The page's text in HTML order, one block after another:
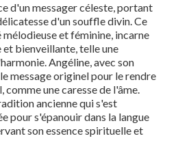
d'un messager céleste, portant
d'un souffle divin. Ce
et féminine, incarne
et bienveillante, telle une
Angéline, avec son
message originel pour le rendre
une caresse de l'âme.
ancienne qui s'est
pour s'épanouir dans la langue
son essence spirituelle et